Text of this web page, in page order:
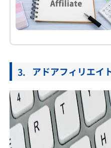
アドアフィリエイ